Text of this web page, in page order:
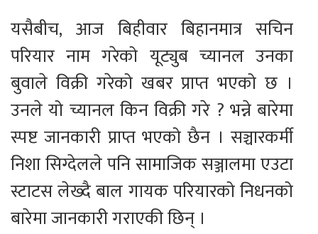
यसैबीच, आज बिहीवार बिहानमात्र सचिन
परियार नाम गरेको यूट्युब च्यानल उनका
बुवाले विक्री गरेको खबर प्राप्त भएको छ ।
उनले यो च्यानल किन विक्री गरे ? भन्ने बारेमा
स्पष्ट जानकारी प्राप्त भएको छैन । सञ्चारकर्मी
निशा सिग्देलले पनि सामाजिक सञ्जालमा एउटा
स्टाटस लेख्दै बाल गायक परियारको निधनको
बारेमा जानकारी गराएकी छिन् ।